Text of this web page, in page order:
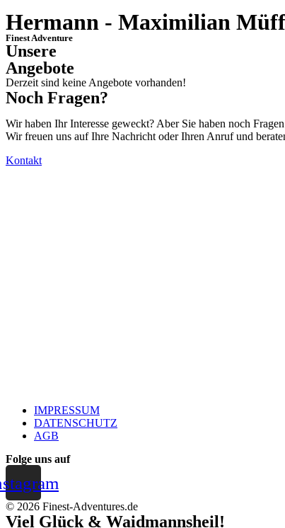
Hermann - Maximilian
Finest Adventure
Unsere
Angebote
Derzeit sind keine Angebote vorhanden!
Noch Fragen?
Wir haben Ihr Interesse geweckt? Aber Sie haben noch
Wir freuen uns auf Ihre Nachricht oder Ihren Anruf und
Kontakt
IMPRESSUM
DATENSCHUTZ
AGB
Folge uns auf
© 2026 Finest-Adventures.de
Viel Glück & Waidmannsheil!